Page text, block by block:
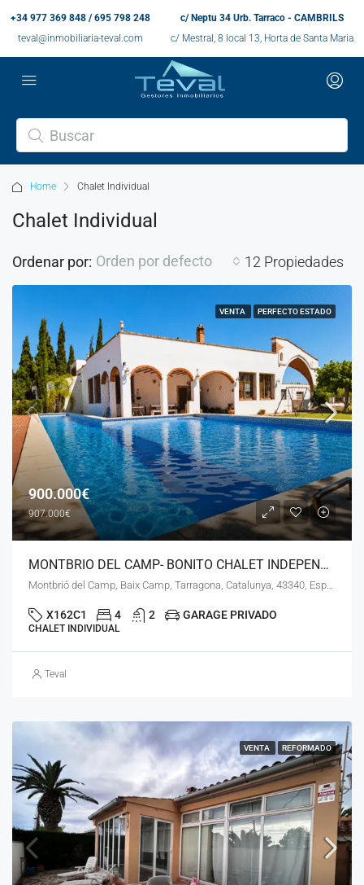
+34 977 369 848 / 695 798 248
teval@inmobiliaria-teval.com
c/ Neptu 34 Urb. Tarraco - CAMBRILS
c/ Mestral, 8 local 13, Horta de Santa Maria
Home Chalet Individual
Chalet Individual
12 Propiedades
Ordenar por: Orden por defecto
VENTA PERFECTO ESTADO
900.000€
907.000€
MONTBRIO DEL CAMP- BONITO CHALET INDEPENDIENTE- LS- 180626
X162C1 4 2 GARAGE PRIVADO
CHALET INDIVIDUAL
Teval
VENTA REFORMADO